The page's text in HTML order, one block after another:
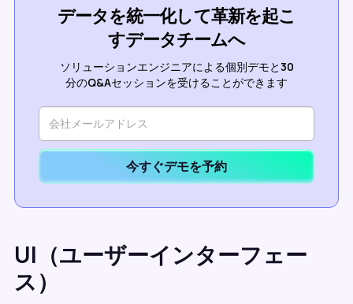
データを統一化して革新を起こ
すデータチームへ
ソリューションエンジニアによる個別デモと30
分のQ&Aセッションを受けることができます
今すぐデモを予約
UI（ユーザーインターフェー
ス）